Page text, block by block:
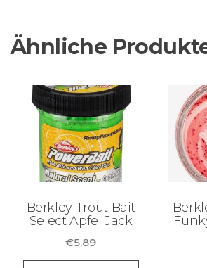
Ähnliche
Berkley Trout Bait
Select Apfel Jack
€5,89